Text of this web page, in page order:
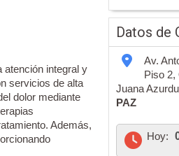
atención integral y
servicios de alta
dolor mediante
Además,
Datos de
Av.
Piso 2,
Juana
PAZ
Hoy: